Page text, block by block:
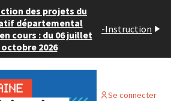
des projets du
départemental
cours : du 06 juillet
octobre 2026
-Instruction
Se connecter